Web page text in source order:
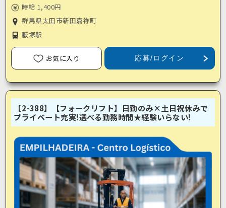
時給 1,400円
群馬県太田市新田嘉祢町
藪塚駅
お気に入り 応募/ログイン
【2-388】【フォークリフト】日勤のみ×土日祝休みで
プライベート充実!選べる勤務時間★経験いらない!